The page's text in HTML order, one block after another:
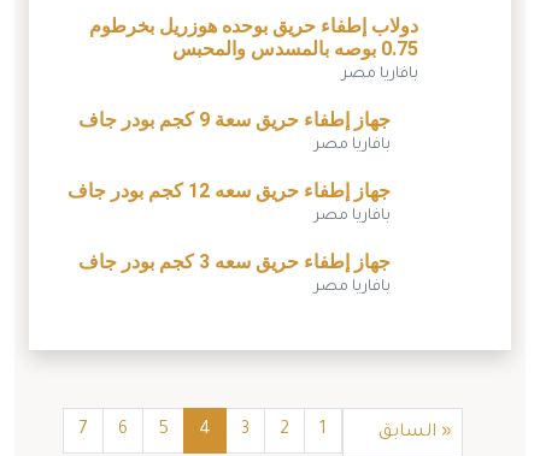
دولاب إطفاء حريق بوحده هوزريل بخرطوم
0.75 بوصه بالمسدس والمحبس
بافاريا مصر
جهاز إطفاء حريق سعة 9 كجم بودر جاف
بافاريا مصر
جهاز إطفاء حريق سعه 12 كجم بودر جاف
بافاريا مصر
جهاز إطفاء حريق سعه 3 كجم بودر جاف
بافاريا مصر
« السابق 1
2
3
4
5
6
7